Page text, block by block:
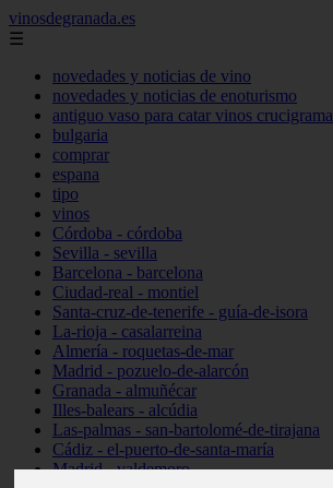
vinosdegranada.es
☰
novedades y noticias de vino
novedades y noticias de enoturismo
antiguo vaso para catar vinos crucigrama
bulgaria
comprar
espana
tipo
vinos
Córdoba - córdoba
Sevilla - sevilla
Barcelona - barcelona
Ciudad-real - montiel
Santa-cruz-de-tenerife - guía-de-isora
La-rioja - casalarreina
Almería - roquetas-de-mar
Madrid - pozuelo-de-alarcón
Granada - almuñécar
Illes-balears - alcúdia
Las-palmas - san-bartolomé-de-tirajana
Cádiz - el-puerto-de-santa-maría
Madrid - valdemoro